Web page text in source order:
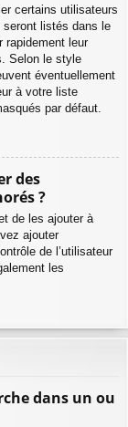
certains utilisateurs
seront listés dans le
rapidement leur
Selon le style
éventuellement
à votre liste
par défaut.
des
?
de les ajouter à
ajouter
de l’utilisateur
les
dans un ou